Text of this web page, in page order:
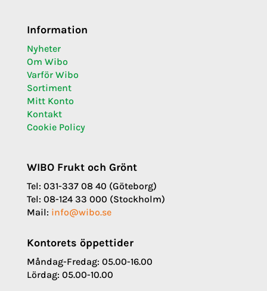
Information
Nyheter
Om Wibo
Varför Wibo
Sortiment
Mitt Konto
Kontakt
Cookie Policy
WIBO Frukt och Grönt
Tel: 031-337 08 40 (Göteborg)
Tel: 08-124 33 000 (Stockholm)
Mail: info@wibo.se
Kontorets öppettider
Måndag-Fredag: 05.00-16.00
Lördag: 05.00-10.00